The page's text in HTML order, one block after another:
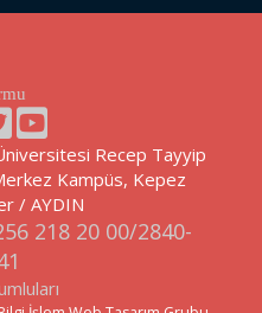
TwitterYoutube
Recep Tayyip
Kampüs, Kepez
/ AYDIN
218 20 00/2840-